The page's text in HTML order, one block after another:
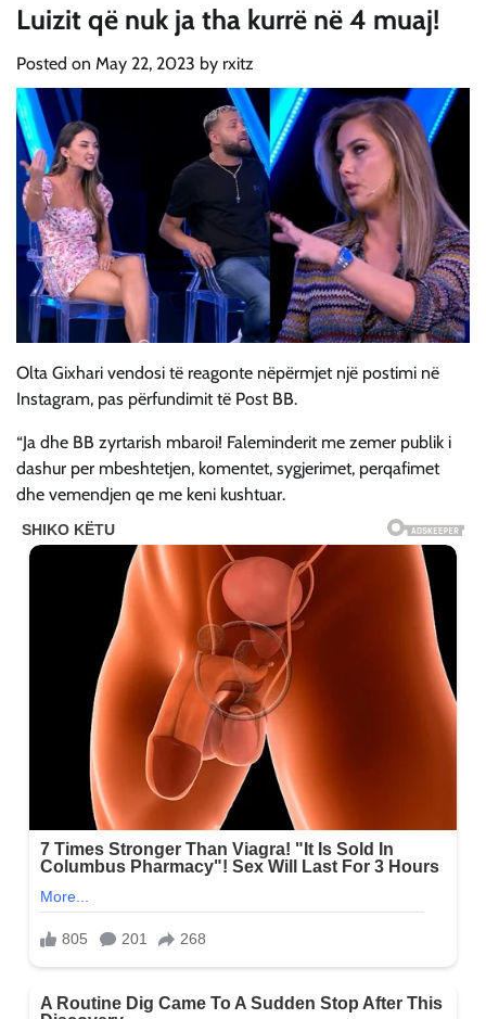
Luizit që nuk ja tha kurrë në 4 muaj!
Posted on May 22, 2023 by rxitz
Olta Gixhari vendosi të reagonte nëpërmjet një postimi në
Instagram, pas përfundimit të Post BB.
“Ja dhe BB zyrtarish mbaroi! Faleminderit me zemer publik i
dashur per mbeshtetjen, komentet, sygjerimet, perqafimet
dhe vemendjen qe me keni kushtuar.